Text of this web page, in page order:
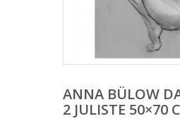
ANNA BÜLOW
2 JULISTE 50×70